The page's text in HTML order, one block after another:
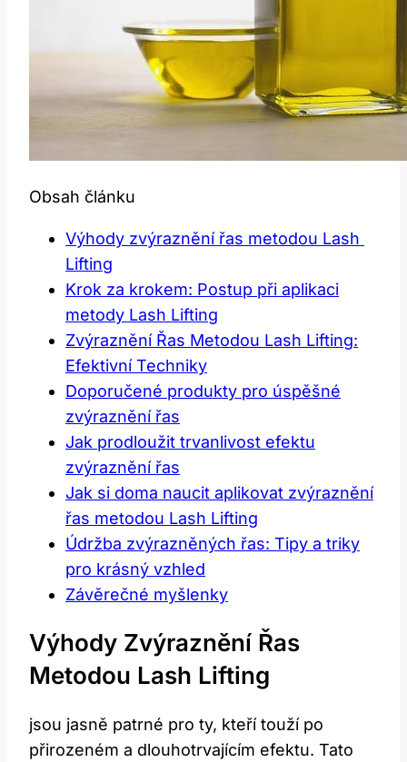
Obsah článku
Výhody zvýraznění řas metodou Lash ​
Lifting
Krok za krokem: Postup při aplikaci
metody Lash Lifting
Zvýraznění‌ Řas Metodou Lash Lifting:
Efektivní ⁣Techniky
Doporučené produkty pro úspěšné
zvýraznění řas
Jak prodloužit trvanlivost efektu
zvýraznění řas
Jak⁣ si doma‌ naucit aplikovat zvýraznění
řas metodou Lash Lifting
Údržba zvýrazněných řas: Tipy ‍a triky⁢
pro⁤ krásný⁤ vzhled
Závěrečné myšlenky
Výhody Zvýraznění Řas
Metodou Lash ​Lifting
jsou jasně patrné pro ty,⁤ kteří touží po
přirozeném a dlouhotrvajícím efektu. ‍Tato